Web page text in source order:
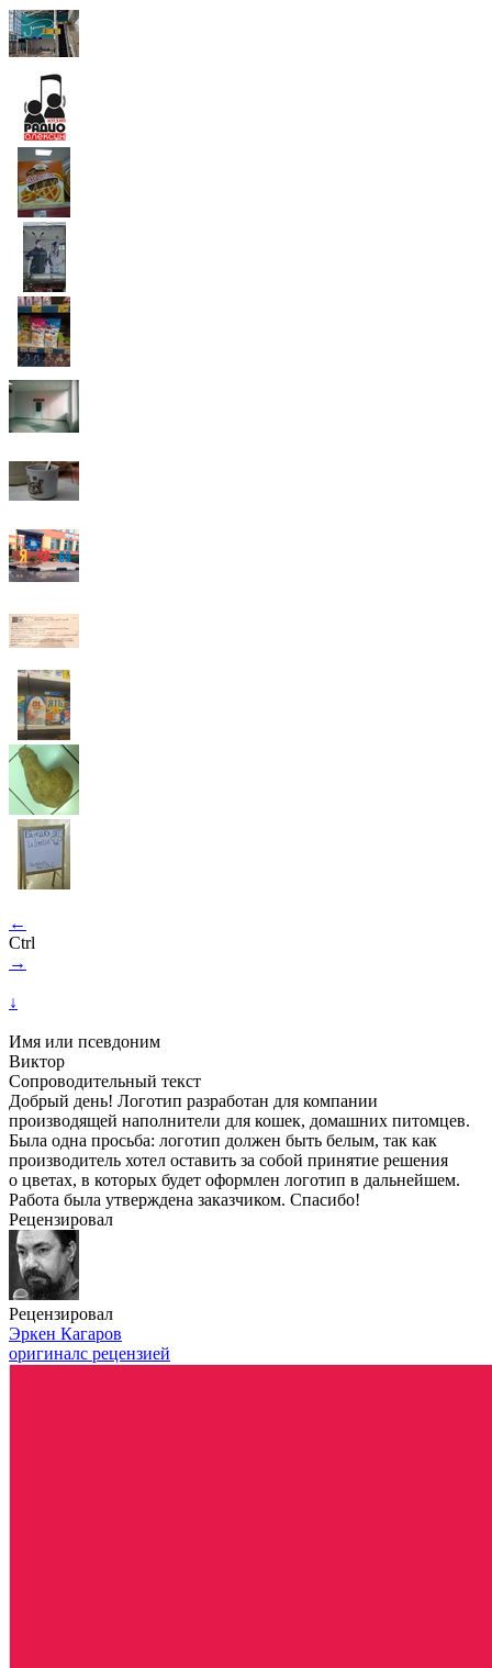
←
Ctrl
→
↓
Имя или псевдоним
Виктор
Сопроводительный текст
Добрый день! Логотип разработан для компании
производящей наполнители для кошек, домашних питомцев.
Была одна просьба: логотип должен быть белым, так как
производитель хотел оставить за собой принятие решения
о цветах, в которых будет оформлен логотип в дальнейшем.
Работа была утверждена заказчиком. Спасибо!
Рецензировал
Рецензировал
Эркен Кагаров
оригиналс рецензией